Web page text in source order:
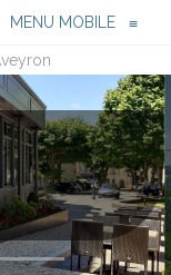
MENU MOBILE ≡